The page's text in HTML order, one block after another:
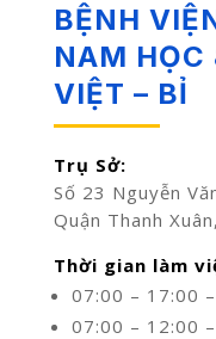
BỆNH
NAM HỌC
VIỆT – BỈ
Trụ Sở:
Số 23 Nguyễn
Quận Thanh
Thời gian làm
07:00 – 17:00
07:00 – 12:00